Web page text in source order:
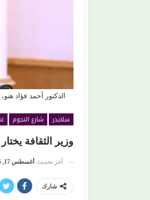
الدكتور أحمد فؤاد
سلايدر شارع النجوم
وزير الثقافة يختار يوم 15 سبتمبر، ليكون (اليوم
آخر تحديث أغسطس 17, 2025
شارك
محمود عطية يكتب: